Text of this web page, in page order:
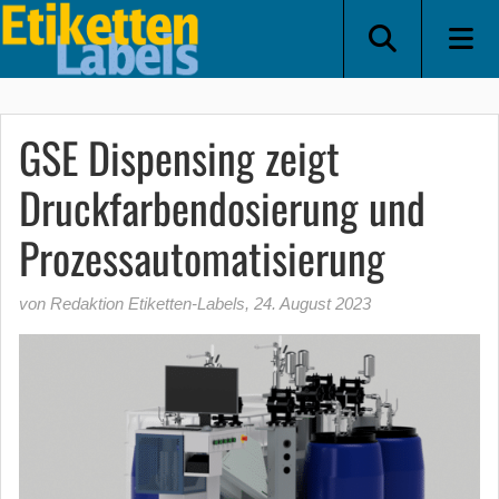
GSE Dispensing zeigt
Druckfarbendosierung und
Prozessautomatisierung
von Redaktion Etiketten-Labels, 24. August 2023